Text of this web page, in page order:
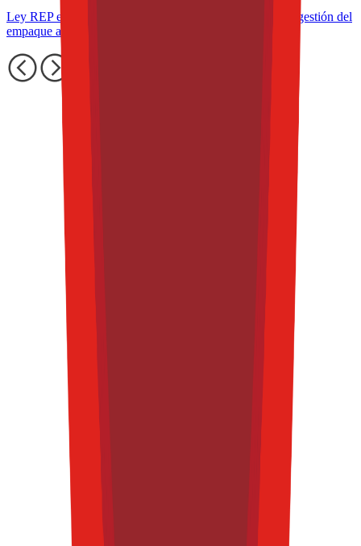
Ley REP en América Latina: cómo cambia el diseño y la gestión del
empaque alimentario